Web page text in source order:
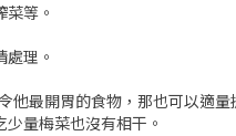
等。
理。
他最開胃的食物，那也可以適
量梅菜也沒有相干。